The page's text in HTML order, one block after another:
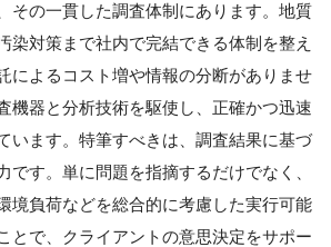
その一貫した調査体制にあります。地質
染対策まで社内で完結できる体制を整え
によるコスト増や情報の分断がありませ
機器と分析技術を駆使し、正確かつ迅速
います。特筆すべきは、調査結果に基づ
です。単に問題を指摘するだけでなく、
境負荷などを総合的に考慮した実行可能
とで、クライアントの意思決定をサポー